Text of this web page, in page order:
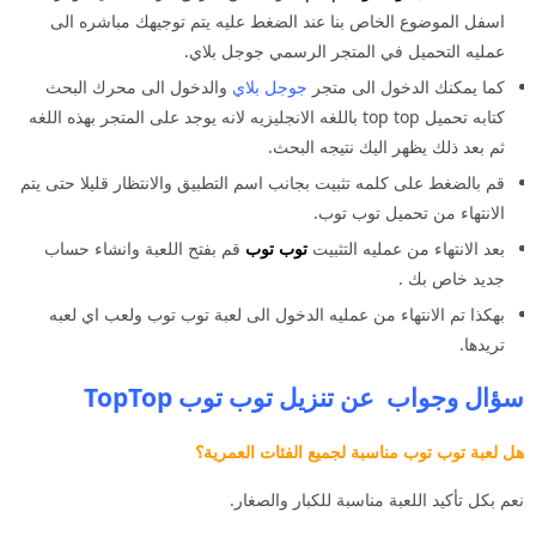
اسفل الموضوع الخاص بنا عند الضغط عليه يتم توجيهك مباشره الى
عمليه التحميل في المتجر الرسمي جوجل بلاي.
كما يمكنك الدخول الى متجر جوجل بلاي والدخول الى محرك البحث
كتابه تحميل top top باللغه الانجليزيه لانه يوجد على المتجر بهذه اللغه
ثم بعد ذلك يظهر اليك نتيجه البحث.
قم بالضغط على كلمه تثبيت بجانب اسم التطبيق والانتظار قليلا حتى يتم
الانتهاء من تحميل توب توب.
بعد الانتهاء من عمليه التثبيت توب توب قم بفتح اللعبة وانشاء حساب
جديد خاص بك .
بهكذا تم الانتهاء من عمليه الدخول الى لعبة توب توب ولعب اي لعبه
تريدها.
سؤال وجواب عن تنزيل توب توب TopTop
هل لعبة توب توب مناسبة لجميع الفئات العمرية؟
نعم بكل تأكيد اللعبة مناسبة للكبار والصغار.